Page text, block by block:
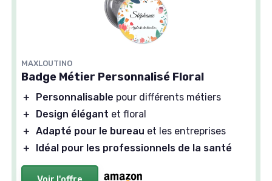
MAXLOUTINO
Badge Métier Personnalisé Floral
＋ Personnalisable pour différents métiers
＋
Design élégant et floral
＋ Adapté pour le bureau et les entreprises
＋
Idéal pour les professionnels de la santé